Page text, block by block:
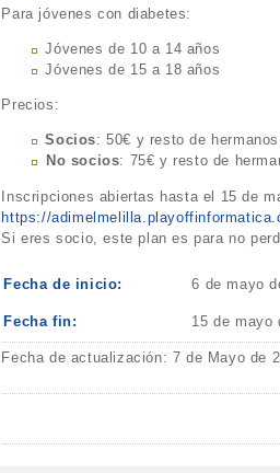
Para jóvenes con diabetes:
Jóvenes de 10 a 14 años
Jóvenes de 15 a 18 años
Precios:
Socios: 50€ y resto de
⁠No socios: 75€ y resto de
Inscripciones abiertas hasta el 15 de
https://
Si eres socio, este plan es para no
Fecha de inicio: 6 de mayo
Fecha fin: 15 de mayo
Fecha de actualización: 7 de Mayo de